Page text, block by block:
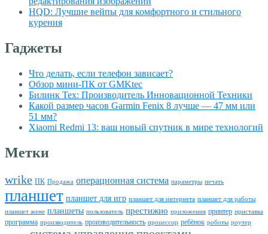
HQD: Лучшие вейпы для комфортного и стильного
курения
Гаджеты
Что делать, если телефон зависает?
Обзор мини-ПК от GMKtec
Билинк Тех: Производитель Инновационной Техники
Какой размер часов Garmin Fenix 8 лучше — 47 мм или
51 мм?
Xiaomi Redmi 13: ваш новый спутник в мире технологий
Метки
wrike ПК Продажа операционная система параметры печать
планшет планшет для игр планшет для интернета планшет для работы
планшет жене планшеты пользователь престижио приложения принтер приставка
программа производитель производительность процессор ребёнок роботы роутер